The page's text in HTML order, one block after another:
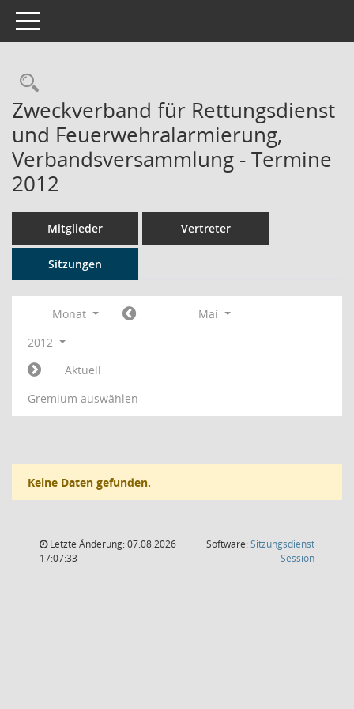
Toggle navigation
Rechercheauswahl
Zweckverband für Rettungsdienst
und Feuerwehralarmierung,
Verbandsversammlung - Termine
2012
Mitglieder Vertreter
Sitzungen
Monat
Mai
2012
Aktuell
Gremium auswählen
Keine Daten gefunden.
Letzte Änderung: 07.08.2026
17:07:33
Software:Sitzungsdienst
Session(Wird in